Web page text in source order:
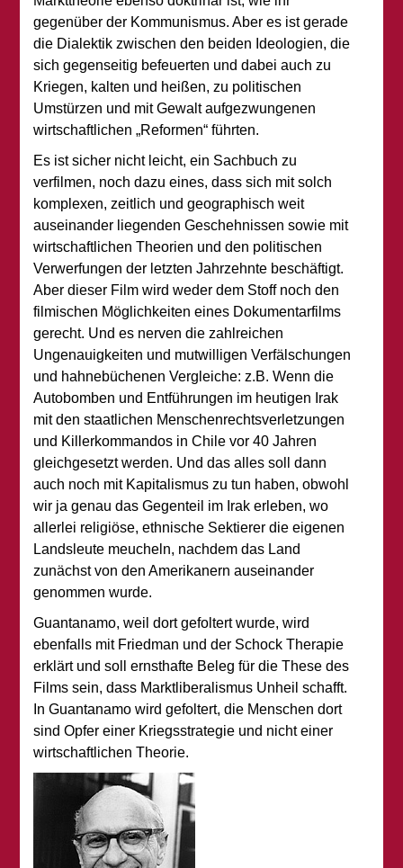
gegenüber der Kommunismus. Aber es ist gerade
die Dialektik zwischen den beiden Ideologien, die
sich gegenseitig befeuerten und dabei auch zu
Kriegen, kalten und heißen, zu politischen
Umstürzen und mit Gewalt aufgezwungenen
wirtschaftlichen „Reformen“ führten.
Es ist sicher nicht leicht, ein Sachbuch zu
verfilmen, noch dazu eines, dass sich mit solch
komplexen, zeitlich und geographisch weit
auseinander liegenden Geschehnissen sowie mit
wirtschaftlichen Theorien und den politischen
Verwerfungen der letzten Jahrzehnte beschäftigt.
Aber dieser Film wird weder dem Stoff noch den
filmischen Möglichkeiten eines Dokumentarfilms
gerecht. Und es nerven die zahlreichen
Ungenauigkeiten und mutwilligen Verfälschungen
und hahnebüchenen Vergleiche: z.B. Wenn die
Autobomben und Entführungen im heutigen Irak
mit den staatlichen Menschenrechtsverletzungen
und Killerkommandos in Chile vor 40 Jahren
gleichgesetzt werden. Und das alles soll dann
auch noch mit Kapitalismus zu tun haben, obwohl
wir ja genau das Gegenteil im Irak erleben, wo
allerlei religiöse, ethnische Sektierer die eigenen
Landsleute meucheln, nachdem das Land
zunächst von den Amerikanern auseinander
genommen wurde.
Guantanamo, weil dort gefoltert wurde, wird
ebenfalls mit Friedman und der Schock Therapie
erklärt und soll ernsthafte Beleg für die These des
Films sein, dass Marktliberalismus Unheil schafft.
In Guantanamo wird gefoltert, die Menschen dort
sind Opfer einer Kriegsstrategie und nicht einer
wirtschaftlichen Theorie.